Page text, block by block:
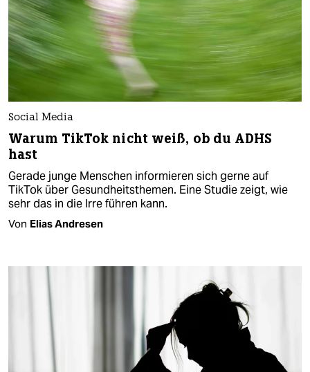
Social Media
Warum TikTok nicht weiß, ob du ADHS
hast
Gerade junge Menschen informieren sich gerne auf
TikTok über Gesundheitsthemen. Eine Studie zeigt, wie
sehr das in die Irre führen kann.
Von Elias Andresen